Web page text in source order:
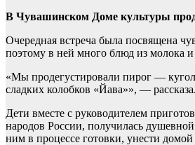
В Чувашинском Доме культуры
Очередная встреча была посвящена
поэтому в ней много блюд из молока и
«Мы продегустировали пирог —
сладких колобков «Йава»», —
Дети вместе с руководителем
народов России, получилась
ним в процессе готовки, унести